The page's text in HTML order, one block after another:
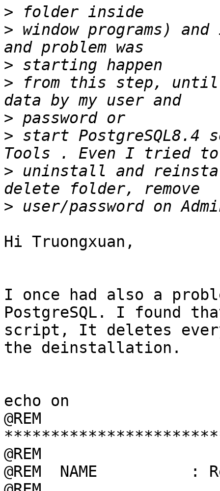
>
> window programs)
>
> from this step, until
>
> start PostgreSQL8.4
> uninstall and
>
Hi Truongxuan,
I once had also a
PostgreSQL. I found
script, It deletes
the deinstallation.
echo on
@REM
@REM
@REM  NAME          :